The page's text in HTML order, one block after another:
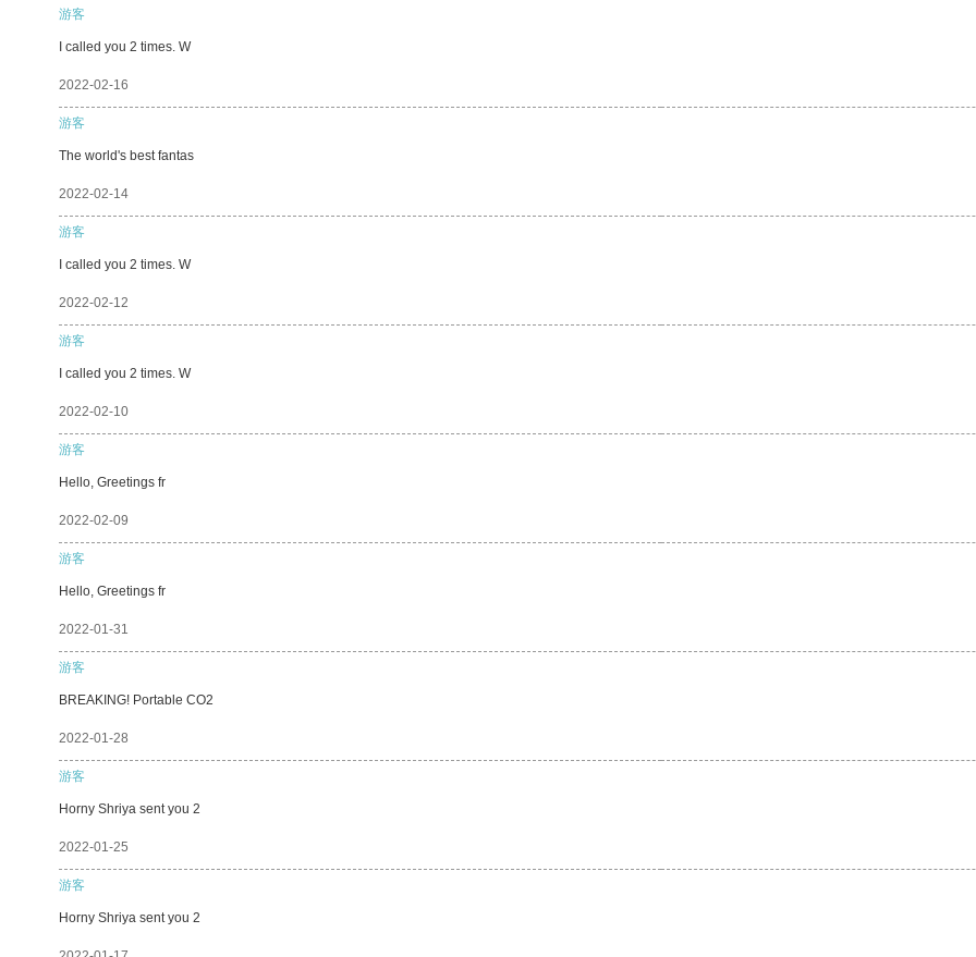
游客
I called you 2 times. W
2022-02-16
游客
The world's best fantas
2022-02-14
游客
I called you 2 times. W
2022-02-12
游客
I called you 2 times. W
2022-02-10
游客
Hello, Greetings fr
2022-02-09
游客
Hello, Greetings fr
2022-01-31
游客
BREAKING! Portable CO2
2022-01-28
游客
Horny Shriya sent you 2
2022-01-25
游客
Horny Shriya sent you 2